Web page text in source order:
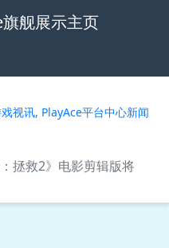
舰展示主页
视讯, PlayAce平台中心新闻
拯救2》电影剪辑版将